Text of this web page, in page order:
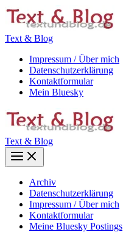
Zum
Inhalt
Text & Blog
Impressum / Über mich
Datenschutzerklärung
Kontaktformular
Mein Bluesky
Text & Blog
Main
Menu
Archiv
Datenschutzerklärung
Impressum / Über mich
Kontaktformular
Meine Bluesky Postings